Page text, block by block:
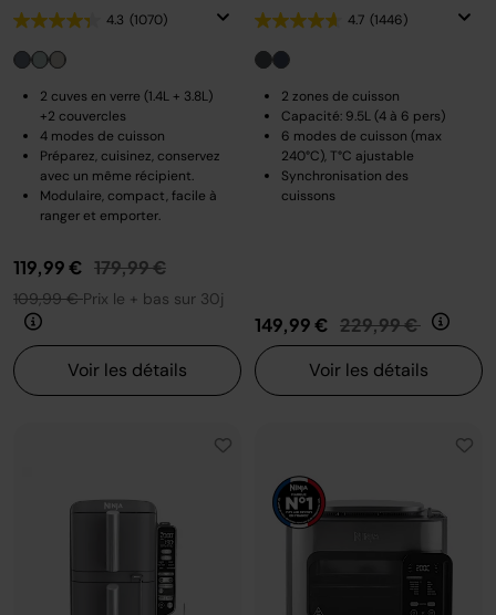
4.3 (1070)
2 cuves en verre (1.4L + 3.8L)
+2 couvercles
4 modes de cuisson
Préparez, cuisinez, conservez
avec un même récipient.
Modulaire, compact, facile à
ranger et emporter.
119,99 € Prix réduit de
179,99 €au
109,99 €Prix le + bas sur 30j
Voir les détails
4.7 (1446)
2 zones de cuisson
Capacité: 9.5L (4 à 6 pers)
6 modes de cuisson (max
240°C), T°C ajustable
Synchronisation des
cuissons
149,99 € Prix réduit de
229,99 € au
Voir les détails